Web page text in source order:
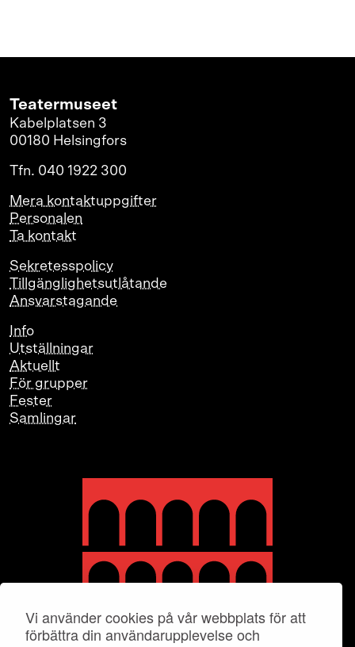
Vi använder cookies på vår webbplats för att
förbättra din användarupplevelse och
Teatermuseet
Kabelplatsen 3
00180 Helsingfors
Tfn. 040 1922 300
Mera kontaktuppgifter
Personalen
Ta kontakt
Sekretesspolicy
Tillgänglighetsutlåtande
Ansvarstagande
Info
Utställningar
Aktuellt
För grupper
Fester
Samlingar